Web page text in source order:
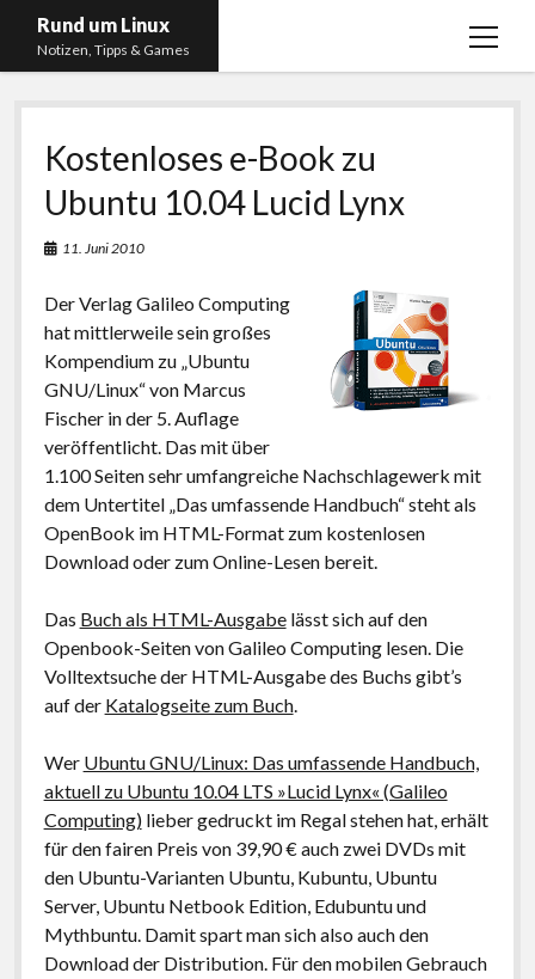
Rund um Linux
Notizen, Tipps & Games
Menü
Startseite
Linux
Gaming
RSS, Social Media, YouTube & Twitch
Impressum
Datenschutzerklärung
twitterinstagram
youtubetwitch
Kostenloses e-Book zu
Ubuntu 10.04 Lucid Lynx
11. Juni 2010
Der Verlag Galileo Computing
hat mittlerweile sein großes
Kompendium zu „Ubuntu
GNU/Linux“ von Marcus
Fischer in der 5. Auflage
veröffentlicht. Das mit über
1.100 Seiten sehr umfangreiche Nachschlagewerk mit
dem Untertitel „Das umfassende Handbuch“ steht als
OpenBook im HTML-Format zum kostenlosen
Download oder zum Online-Lesen bereit.
Das Buch als HTML-Ausgabelässt sich auf den
Openbook-Seiten von Galileo Computing lesen. Die
Volltextsuche der HTML-Ausgabe des Buchs gibt’s
auf der Katalogseite zum Buch.
Wer Ubuntu GNU/Linux: Das umfassende Handbuch,
aktuell zu Ubuntu 10.04 LTS »Lucid Lynx« (Galileo
Computing)lieber gedruckt im Regal stehen hat, erhält
für den fairen Preis von 39,90 € auch zwei DVDs mit
den Ubuntu-Varianten Ubuntu, Kubuntu, Ubuntu
Server, Ubuntu Netbook Edition, Edubuntu und
Mythbuntu. Damit spart man sich also auch den
Download der Distribution. Für den mobilen Gebrauch